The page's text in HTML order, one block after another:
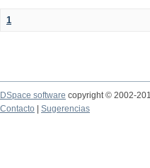
1
DSpace software copyright © 2002-
Contacto
Sugerencias